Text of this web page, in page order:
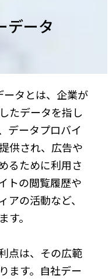
データ
タとは、企業が
たデータを指し
データプロバイ
供され、広告や
るために利用さ
トの閲覧履歴や
の活動など、
。
点は、その広範
ます。自社デー